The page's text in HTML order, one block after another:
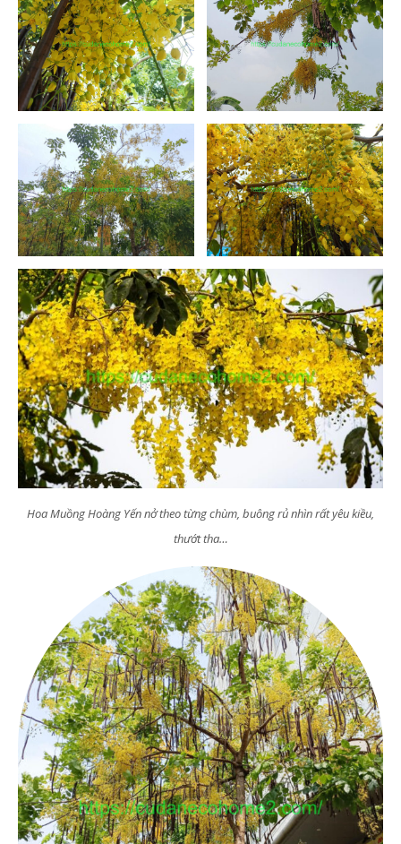
Hoa Muồng Hoàng Yến nở theo từng chùm, buông rủ nhìn rất yêu kiều,
thướt tha…